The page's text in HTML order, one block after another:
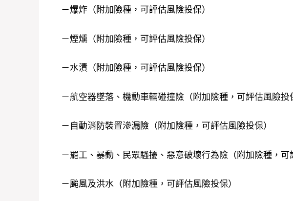
－爆炸（附加險種，可評估風險投保）
－煙燻（附加險種，可評估風險投保）
－水漬（附加險種，可評估風險投保）
－航空器墜落、機動車輛碰撞險（附加險種，可評估風險投
－自動消防裝置滲漏險（附加險種，可評估風險投保）
－罷工、暴動、民眾騷擾、惡意破壞行為險（附加險種，可
－颱風及洪水（附加險種，可評估風險投保）